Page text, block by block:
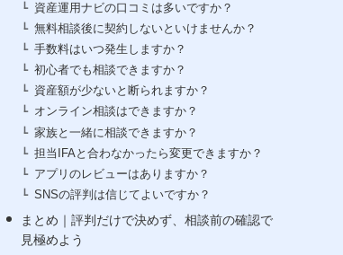
資産運用ナビの口コミは多いですか？
無料相談後に契約しないといけませんか？
手数料はいつ発生しますか？
初心者でも相談できますか？
資産額が少ないと断られますか？
オンライン相談はできますか？
家族と一緒に相談できますか？
担当IFAと合わなかったら変更できますか？
アプリのレビューはありますか？
SNSの評判は信じてよいですか？
まとめ｜評判だけで決めず、相談前の確認で
見極めよう